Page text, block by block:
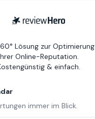
ReviewHero
Lösung zur Optimierung
Online-Reputation.
& einfach.
immer im Blick.